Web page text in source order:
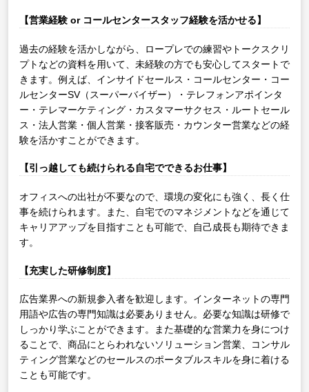
【営業経験 or コールセンタースタッフ経験を活かせる】
過去の経験を活かしながら、ロープレでの練習やトークスクリ
プトなどの資料を用いて、未経験の方でも安心してスタートで
きます。例えば、インサイドセールス・コールセンター・コー
ルセンターSV（スーパーバイザー）・テレフォンアポインタ
ー・テレマーケティング・カスタマーサクセス・ルートセール
ス・法人営業・個人営業・接客販売・カウンター営業などの経
験を活かすことができます。
【引っ越しても続けられる自宅でできるお仕事】
オフィスへの出社が不要なので、環境の変化にも強く、長く仕
事を続けられます。また、自宅でのマネジメントなどを通じて
キャリアアップを目指すことも可能で、自己成長も期待できま
す。
【充実した研修制度】
広告業界への新規参入者を歓迎します。インターネットの専門
用語や広告の専門知識は必要ありません。必要な知識は研修で
しっかり学ぶことができます。また基礎的な営業力を身につけ
ることで、商品にとらわれないソリューション営業、コンサル
ティング営業などのセールスのポータブルスキルを身に着ける
ことも可能です。